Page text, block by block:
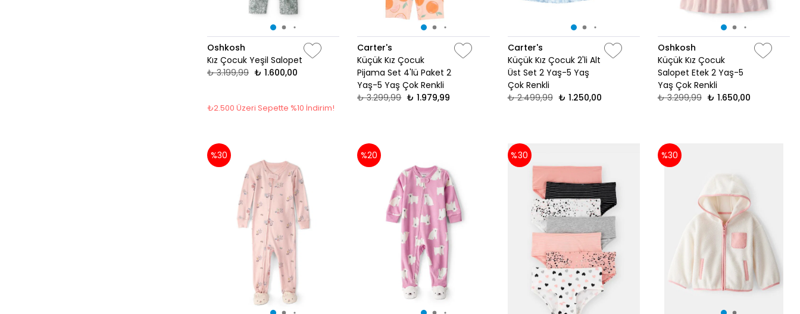
Oshkosh
Kız Çocuk Yeşil Salopet
₺ 3.199,99 ₺ 1.600,00
₺2.500 Üzeri Sepette %10 İndirim!
Carter's
Küçük Kız Çocuk
Pijama Set 4'lü Paket 2
Yaş-5 Yaş Çok Renkli
₺ 3.299,99 ₺ 1.979,99
Carter's
Küçük Kız Çocuk 2'li Alt
Üst Set 2 Yaş-5 Yaş
Çok Renkli
₺ 2.499,99 ₺ 1.250,00
Oshkosh
Küçük Kız Çocuk
Salopet Etek 2 Yaş-5
Yaş Çok Renkli
₺ 3.299,99 ₺ 1.650,00
%30 %20 %30 %30